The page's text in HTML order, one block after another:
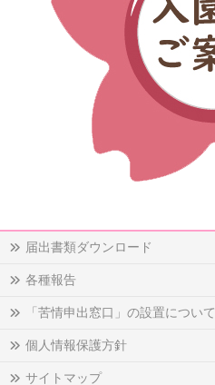
届出書類ダウンロード
各種報告
「苦情申出窓口」の設置について
個人情報保護方針
サイトマップ